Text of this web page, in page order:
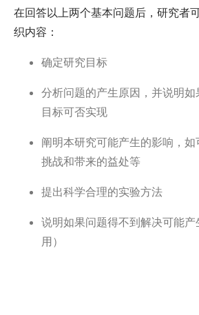
在回答以上两个基本问题后，研究者
织内容：
确定研究目标
分析问题的产生原因，并说明
目标可否实现
阐明本研究可能产生的影响，
挑战和带来的益处等
提出科学合理的实验方法
说明如果问题得不到解决可能
用）